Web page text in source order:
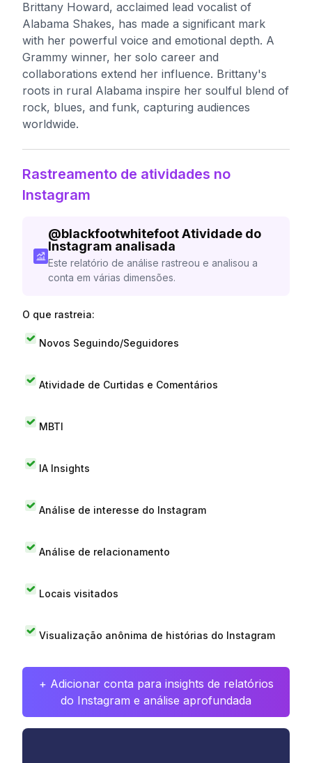
Brittany Howard, acclaimed lead vocalist of
Alabama Shakes, has made a significant mark
with her powerful voice and emotional depth. A
Grammy winner, her solo career and
collaborations extend her influence. Brittany's
roots in rural Alabama inspire her soulful blend of
rock, blues, and funk, capturing audiences
worldwide.
Rastreamento de atividades no
Instagram
@blackfootwhitefoot Atividade do
Instagram analisada
Este relatório de análise rastreou e analisou a
conta em várias dimensões.
O que rastreia:
Novos Seguindo/Seguidores
Atividade de Curtidas e Comentários
MBTI
IA Insights
Análise de interesse do Instagram
Análise de relacionamento
Locais visitados
Visualização anônima de histórias do Instagram
+ Adicionar conta para insights de relatórios
do Instagram e análise aprofundada